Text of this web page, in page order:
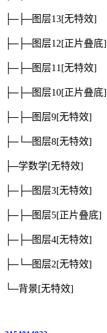
├─├─图层13[无特效]
├─├─图层12[正片叠底]
├─├─图层11 [无特效]
├─├─图层10[正片叠底]
├─├─图层9[无特效]
├─└─图层8[无特效]
├─学数学[无特效]
├─├─图层3[无特效]
├─├─图层5[正片叠底]
├─├─图层4[无特效]
├─└─图层2[无特效]
└─背景[无特效]